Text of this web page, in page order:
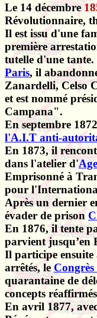
Le 14 décembre
Révolutionnaire,
Il est issu d'une
première
tutelle d'une
Paris, il
Zanardelli, Celso
et est nommé
Campana".
En septembre
l'A.I.T anti-
En 1873, il
dans l'atelier d'
Emprisonné à
pour
Après un dernier
évader de prison
En 1876, il tente
parvient jusqu’en
Il participe ensuite
arrêtés, le Congrès
quarantaine de
concepts
En avril 1877,